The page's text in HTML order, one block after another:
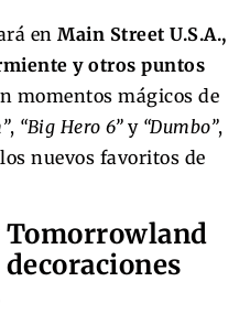
en Main Street U.S.A.,
y otros puntos
momentos mágicos de
, “Big Hero 6”y “Dumbo”,
nuevos favoritos de
Tomorrowland